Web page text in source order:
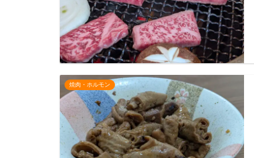
焼肉・ホルモン